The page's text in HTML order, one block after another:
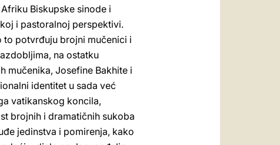
Biskupske sinode i
i pastoralnoj perspektivi.
to potvrđuju brojni mučenici i
na ostatku
mučenika, Josefine Bakhite i
identitet u sada već
vatikanskog koncila,
brojnih i dramatičnih sukoba
jedinstva i pomirenja, kako